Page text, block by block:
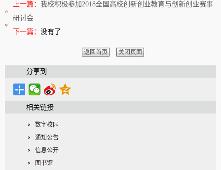
上一篇： 我校积极参加2018全国高校创新创业教育与创新创业赛事
研讨会
下一篇： 没有了
返回首页 关闭页面
分享到
相关链接
数字校园
通知公告
信息公开
图书馆